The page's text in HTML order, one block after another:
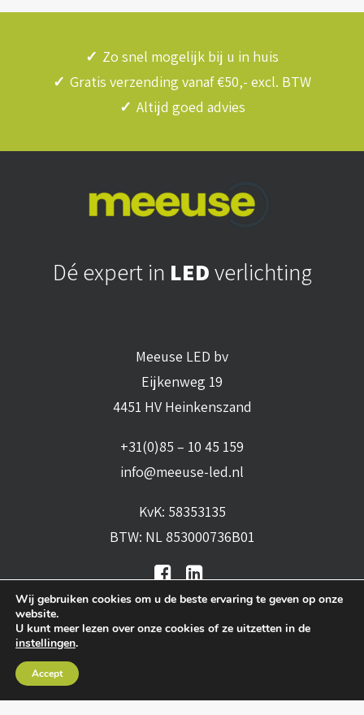
✓ Zo snel mogelijk bij u in huis
✓ Gratis verzending vanaf €50,- excl. BTW
✓ Altijd goed advies
Dé expert in LEDverlichting
Meeuse LED bv
Eijkenweg 19
4451 HV Heinkenszand
+31(0)85 – 10 45 159
info@meeuse-led.nl
KvK: 58353135
BTW: NL 853000736B01
leveringsvoorwaarden
Wij gebruiken cookies om u de beste ervaring te geven op onze
website.
U kunt meer lezen over onze cookies of ze uitzetten in de
instellingen.
Accept